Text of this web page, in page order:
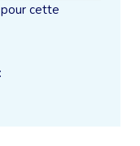
cette